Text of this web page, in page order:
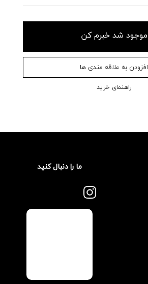
موجود شد خبرم کن
افزودن به علاقه مندی ها
راهنمای خرید
ما را دنبال کنید